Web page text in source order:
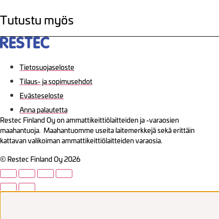
Tutustu myös
Tietosuojaseloste
Tilaus- ja sopimusehdot
Evästeseloste
Anna palautetta
Restec Finland Oy on ammattikeittiölaitteiden ja -varaosien
maahantuoja. Maahantuomme useita laitemerkkejä sekä erittäin
kattavan valikoiman ammattikeittiölaitteiden varaosia.
© Restec Finland Oy 2026